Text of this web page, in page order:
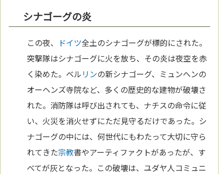
シナゴーグの炎
この夜、 ドイツ全土のシナゴーグが標的にされた。
突撃隊はシナゴーグに火を放ち、その炎は夜空を赤
く染めた。ベルリンの新シナゴーグ、ミュンヘンの
オーヘンズ寺院など、多くの歴史的な建物が破壊さ
れた。消防隊は呼び出されても、ナチスの命令に従
い、火災を消火せずにただ見守るだけであった。シ
ナゴーグの中には、何世代にもわたって大切に守ら
れてきた宗教書やアーティファクトがあったが、す
べてが灰となった。この破壊は、ユダヤ人コミュニ